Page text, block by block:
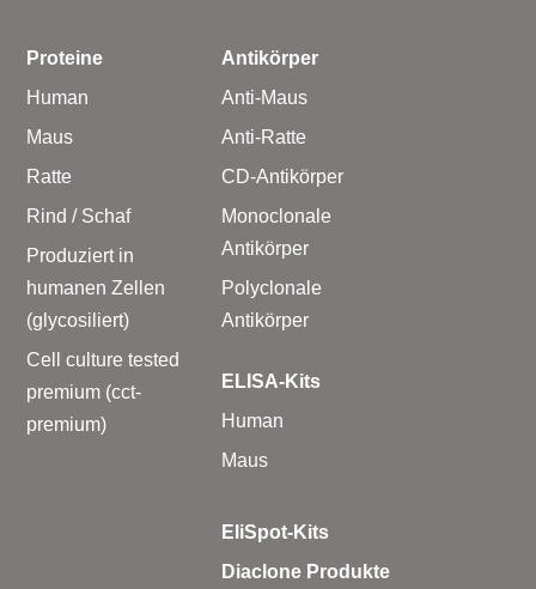
Proteine
Human
Maus
Ratte
Rind / Schaf
Produziert in
humanen Zellen
(glycosiliert)
Cell culture tested
premium (cct-
premium)
Antikörper
Anti-Maus
Anti-Ratte
CD-Antikörper
Monoclonale
Antikörper
Polyclonale
Antikörper
ELISA-Kits
Human
Maus
EliSpot-Kits
Diaclone Produkte